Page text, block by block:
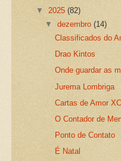
▼ 2025 (82)
▼dezembro(14)
Classificados do
Drao Kintos
Onde guardar as
Jurema Lombriga
Cartas de Amor
O Contador de
Ponto de Contato
É Natal